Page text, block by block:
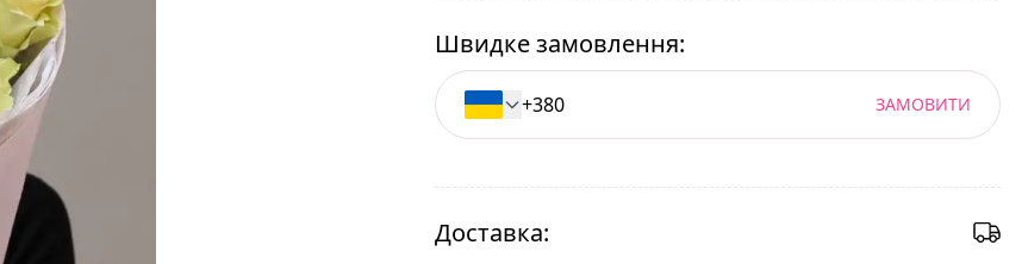
Швидке замовлення:
ЗАМОВИТИ
Доставка: